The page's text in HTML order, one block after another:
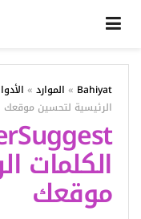
Bahiyat
» الموارد »
الرئيسية لتحسين موقعك
الكلمات
موقعك